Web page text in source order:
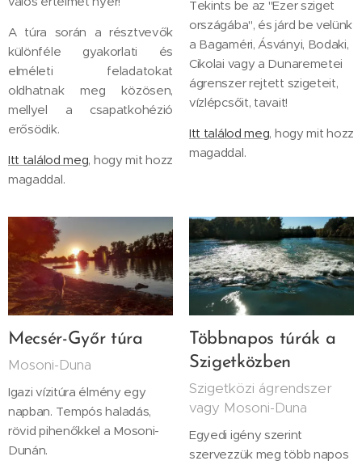
A túra során a résztvevők
különféle gyakorlati és
elméleti feladatokat
oldhatnak meg közösen,
mellyel a csapatkohézió
erősödik.
Itt találod meg, hogy mit hozz
magaddal.
Tekints be az "Ezer sziget
országába", és járd be velünk
a Bagaméri, Ásványi, Bodaki,
Cikolai vagy a Dunaremetei
ágrenszer rejtett szigeteit,
vízlépcsőit, tavait!
Itt találod meg, hogy mit hozz
magaddal.
Mecsér-Győr túra
Mosoni-Duna
Igazi vízitúra élmény egy
napban. Tempós haladás,
rövid pihenőkkel a Mosoni-
Dunán.
Többnapos túrák a
Szigetközben
Szigetközi ágrendszer
vagy Mosoni-Duna
Egyedi igény szerint
szervezzük meg több napos